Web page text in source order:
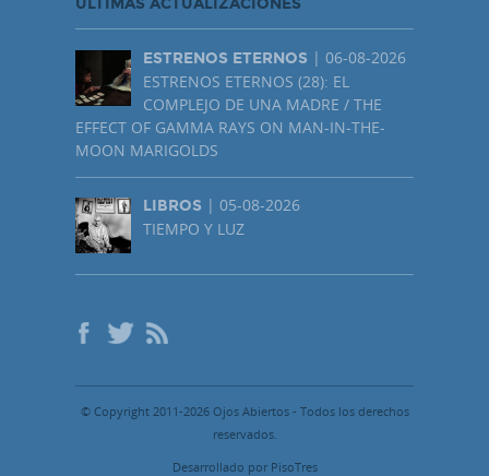
ESTRENOS ETERNOS | 06-08-2026
ESTRENOS ETERNOS (28): EL
COMPLEJO DE UNA MADRE / THE
EFFECT OF GAMMA RAYS ON MAN-IN-THE-
MOON MARIGOLDS
LIBROS | 05-08-2026
TIEMPO Y LUZ
© Copyright 2011-2026 Ojos Abiertos - Todos los derechos
reservados.
Desarrollado por PisoTres